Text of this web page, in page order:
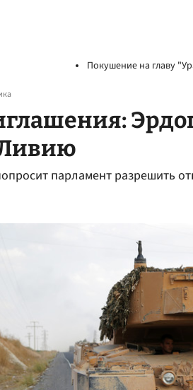
Покушение на главу
парламент разрешить